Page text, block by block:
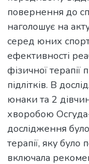
повернення до
наголошує на
серед юних
ефективності
фізичної
підлітків. В
юнаки та 2
хворобою
дослідження
терапії, яку
включала